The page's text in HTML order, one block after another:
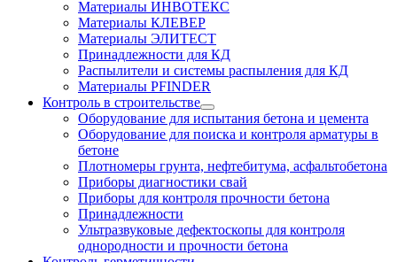
Материалы ИНВОТЕКС
Материалы КЛЕВЕР
Материалы ЭЛИТЕСТ
Принадлежности для КД
Распылители и системы распыления для КД
Материалы PFINDER
Контроль в строительстве
Оборудование для испытания бетона и цемента
Оборудование для поиска и контроля арматуры в
бетоне
Плотномеры грунта, нефтебитума, асфальтобетона
Приборы диагностики свай
Приборы для контроля прочности бетона
Принадлежности
Ультразвуковые дефектоскопы для контроля
однородности и прочности бетона